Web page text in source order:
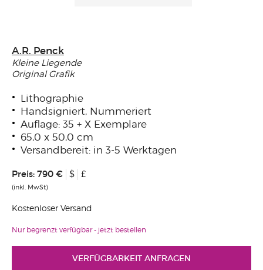
A.R. Penck
Kleine Liegende
Original Grafik
Lithographie
Handsigniert, Nummeriert
Auflage: 35 + X Exemplare
65,0 x 50,0 cm
Versandbereit: in 3-5 Werktagen
Preis: 790 € $ £
(inkl. MwSt)
Kostenloser Versand
Nur begrenzt verfügbar - jetzt bestellen
VERFÜGBARKEIT ANFRAGEN